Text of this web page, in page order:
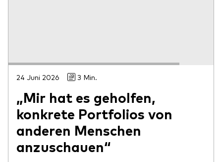
24 Juni 2026 3 Min.
„Mir hat es geholfen,
konkrete Portfolios von
anderen Menschen
anzuschauen“